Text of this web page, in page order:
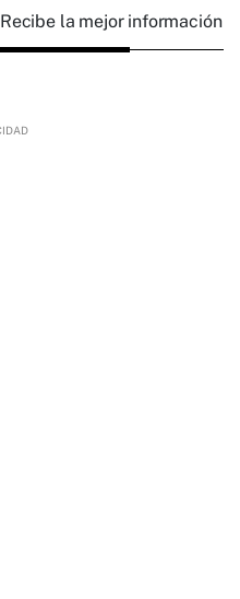
Recibe la mejor información